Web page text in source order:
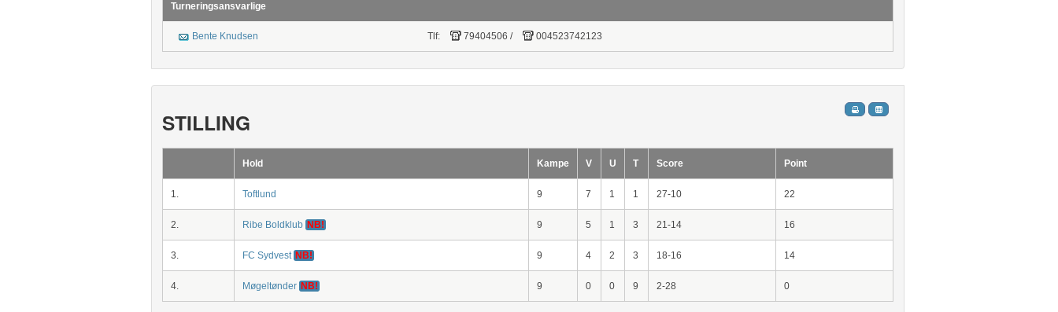
Turneringsansvarlige
Bente Knudsen Tlf: 79404506 / 004523742123
STILLING
Hold Kampe V U T Score Point
1. Toftlund 9 7 1 1 27-10 22
2. Ribe Boldklub NB! 9 5 1 3 21-14 16
3. FC Sydvest NB! 9 4 2 3 18-16 14
4. Møgeltønder NB! 9 0 0 9 2-28 0